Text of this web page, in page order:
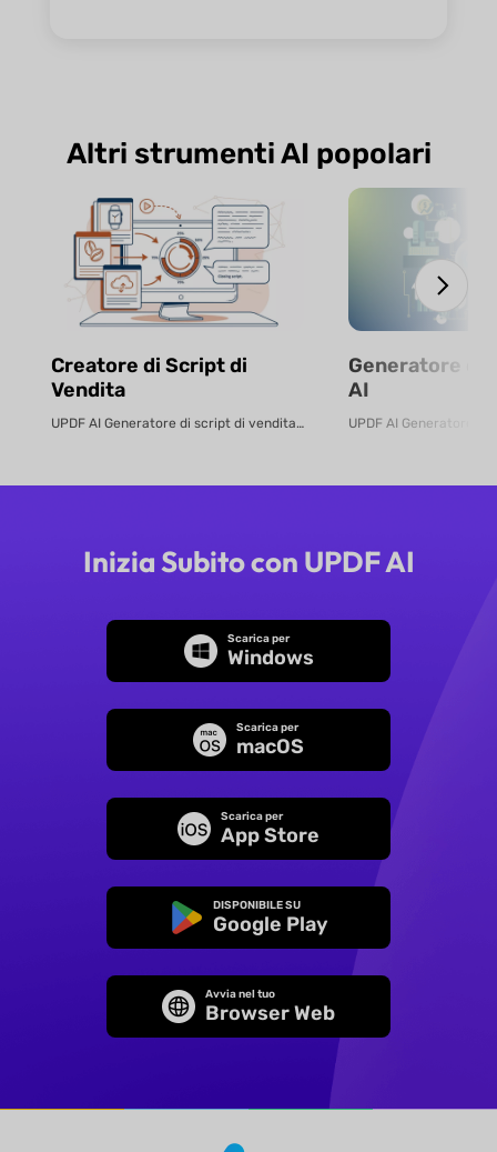
Altri strumenti AI popolari
Creatore di Script di
Vendita
UPDF AI Generatore di script di vendita UPDF AI converte i PDF o le descri...
Generatore di
AI
Inizia Subito con UPDF AI
Scarica per
Windows
Scarica per
macOS
Scarica per
App Store
DISPONIBILE SU
Google Play
Avvia nel tuo
Browser Web